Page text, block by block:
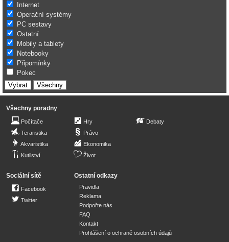
Internet
Operační systémy
PC sestavy
Ostatní
Mobily a tablety
Notebooky
Připomínky
Pokec
Všechny poradny
Počítače
Teraristika
Akvaristika
Kutilství
Hry
Právo
Ekonomika
Život
Debaty
Sociální sítě
Facebook
Twitter
Ostatní odkazy
Pravidla
Reklama
Podpořte nás
FAQ
Kontakt
Prohlášení o ochraně osobních údajů